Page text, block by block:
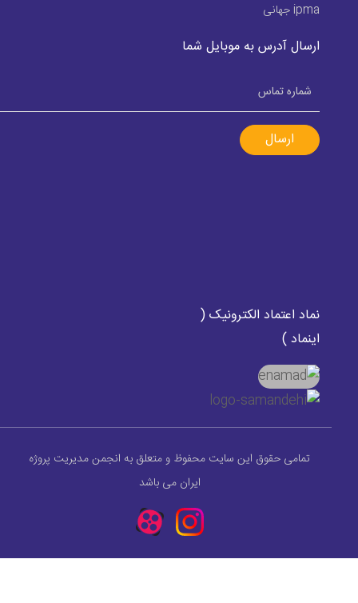
ipma جهانی
ارسال آدرس به موبایل شما
ارسال
نماد اعتماد الکترونیک (
اینماد )
تمامی حقوق این سایت محفوظ و متعلق به انجمن مدیریت پروژه
ایران می باشد